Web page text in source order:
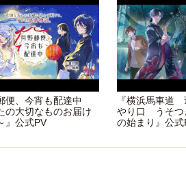
便、今宵も配達中
の大切なものお届け
』公式PV
『横浜馬車道
やり口 うそつ
の始まり』公式